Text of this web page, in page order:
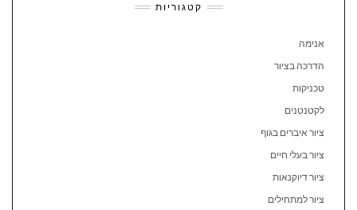
קטגוריות
אנימה
הדרכה בציור
טכניקות
לקטנטנים
ציור איברים בגוף
ציור בעלי חיים
ציור דיוקנאות
ציור למתחילים